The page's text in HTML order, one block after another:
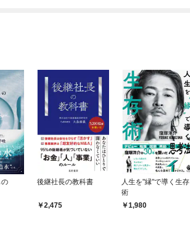
後継社長の教科書
2,475
人生を"縁"で導く生存
術
1,980